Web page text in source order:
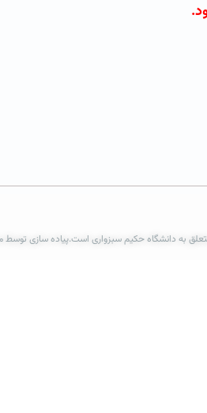
به دانشگاه حکیم سبزواری است.پیاده سازی توسط